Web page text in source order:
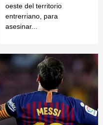
oeste del territorio
entrerriano, para
asesinar...